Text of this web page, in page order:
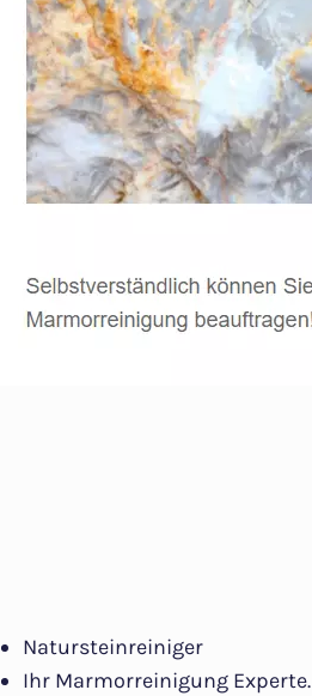
Natursteinreiniger
Ihr Marmorreinigung Experte.